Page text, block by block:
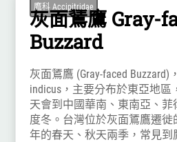
鷹科 Accipitridae
灰面鵟鷹 Gray-
Buzzard
灰面鵟鷹 (Gray-faced Buzzard)
indicus，主要分布於東亞地區
天會到中國華南、東南亞、
度冬。台灣位於灰面鵟鷹遷
年的春天、秋天兩季，常見到